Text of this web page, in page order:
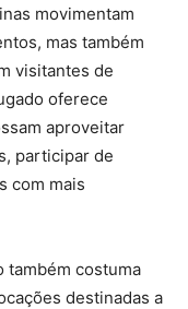
movimentam
mas também
visitantes de
oferece
aproveitar
participar de
com mais
também costuma
destinadas a